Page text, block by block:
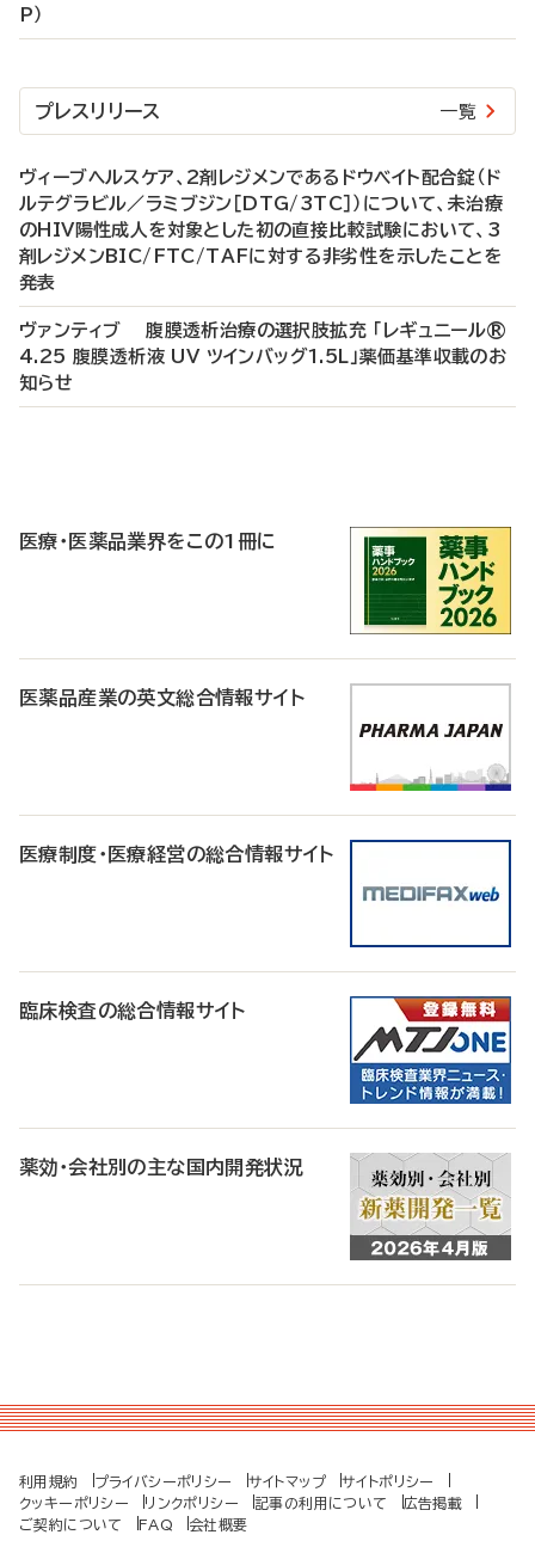
P）
プレスリリース 一覧
ヴィーブヘルスケア、2剤レジメンであるドウベイト配合錠（ド
ルテグラビル／ラミブジン［DTG/3TC］）について、未治療
のHIV陽性成人を対象とした初の直接比較試験において、3
剤レジメンBIC/FTC/TAFに対する非劣性を示したことを
発表
ヴァンティブ 腹膜透析治療の選択肢拡充 「レギュニール®
4.25 腹膜透析液 UV ツインバッグ1.5L」薬価基準収載のお
知らせ
医療・医薬品業界をこの1冊に
医薬品産業の英文総合情報サイト
医療制度・医療経営の総合情報サイト
臨床検査の総合情報サイト
薬効・会社別の主な国内開発状況
利用規約 プライバシーポリシー サイトマップ
サイトポリシー
クッキーポリシー
リンクポリシー 記事の利用について
広告掲載
ご契約について
FAQ 会社概要